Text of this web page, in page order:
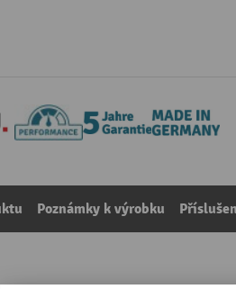
Poznámky k výrobku